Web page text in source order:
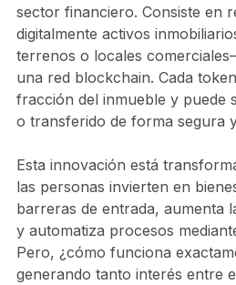
sector financiero. Consiste en
digitalmente activos
terrenos o locales
una red blockchain. Cada
fracción del inmueble y puede
o transferido de forma segura
Esta innovación está
las personas invierten en
barreras de entrada, aumenta
y automatiza procesos
Pero, ¿cómo funciona
generando tanto interés entre